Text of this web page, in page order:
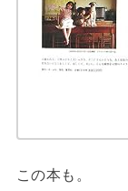
この本も。